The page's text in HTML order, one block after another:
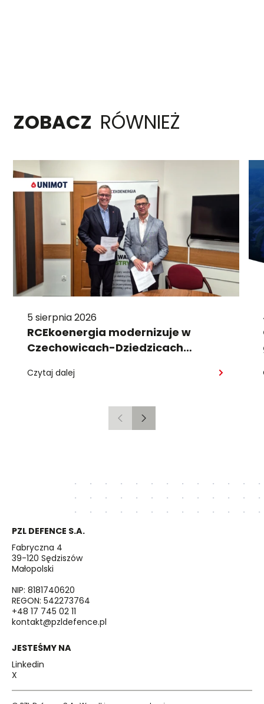
ZOBACZ RÓWNIEŻ
5 sierpnia 2026
RCEkoenergia modernizuje w
Czechowicach-Dziedzicach
cieplnej
Czytaj dalej
PoprzedniNastępny
PZL DEFENCE S.A.
Fabryczna 4
39-120 Sędziszów
Małopolski
NIP: 8181740620
REGON: 542273764
+48 17 745 02 11
kontakt@pzldefence.pl
JESTEŚMY NA
Linkedin
X